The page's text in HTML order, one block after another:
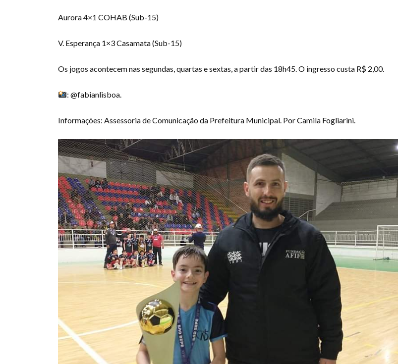
Aurora 4×1 COHAB (Sub-15)
V. Esperança 1×3 Casamata (Sub-15)
Os jogos acontecem nas segundas, quartas e sextas, a partir das 18h45. O ingresso custa R$ 2,00.
: @fabianlisboa.
Informações: Assessoria de Comunicação da Prefeitura Municipal. Por Camila Fogliarini.